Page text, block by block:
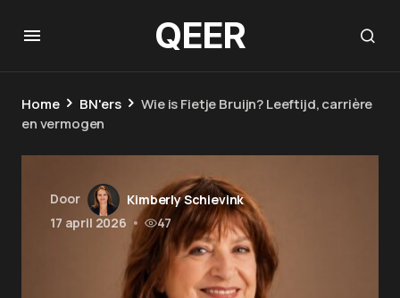
QEER
Home BN'ers
Wie is Fietje Bruijn? Leeftijd, carrière
en vermogen
Door
Kimberly Schievink
17 april 2026 • 47